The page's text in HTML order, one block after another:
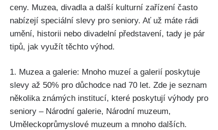
ceny. Muzea, divadla a další kulturní zařízení často
nabízejí speciální slevy pro seniory. Ať už máte rádi
umění, historii nebo divadelní představení, tady je pár
tipů, jak využít těchto výhod.
1. Muzea a galerie: Mnoho muzeí a galerií poskytuje
slevy až 50% pro důchodce nad 70 let. Zde je seznam
několika známých institucí, které poskytují výhody pro
seniory – Národní galerie, Národní muzeum,
Uměleckoprůmyslové muzeum a mnoho dalších.